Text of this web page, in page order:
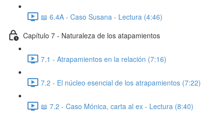
📖 6.4A - Caso Susana - Lectura (4:46)
Capítulo 7 - Naturaleza de los atapamientos
7.1 - Atrapamientos en la relación (7:16)
7.2 - El núcleo esencial de los atrapamientos (7:22)
📖 7.2 - Caso Mónica, carta al ex - Lectura (8:40)